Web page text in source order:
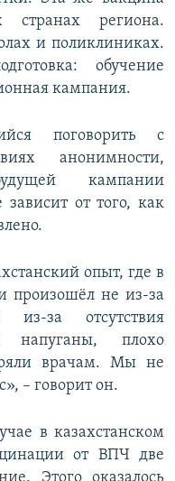
странах региона.
и поликлиниках.
обучение
кампания.
поговорить с
анонимности,
кампании
от того, как
опыт, где в
произошёл не из-за
за отсутствия
напуганы, плохо
врачам. Мы не
– говорит он.
в казахстанском
от ВПЧ две